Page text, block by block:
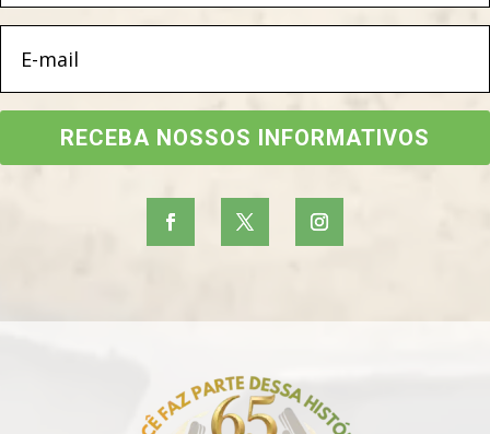
RECEBA NOSSOS INFORMATIVOS